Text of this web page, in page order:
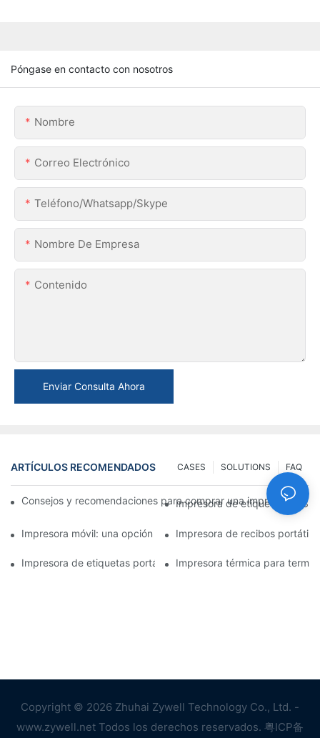
Póngase en contacto con nosotros
Nombre
Correo Electrónico
Teléfono/whatsapp/skype
Nombre De Empresa
Contenido
Enviar Consulta Ahora
ARTÍCULOS RECOMENDADOS FAQ
SOLUTIONS
CASES
Consejos y recomendaciones para comprar una impresora de
Impresora de etiquetas de 3
Impresora móvil: una opción conveniente para imprimir en
Impresora de recibos portátil:
Impresora de etiquetas portátil: cree etiquetas personalizadas
Impresora térmica para
Copyright © 2026 Zhuhai Zywell Technology Co., Ltd. -
www.zywell.net Todos los derechos reservados. 粤ICP备